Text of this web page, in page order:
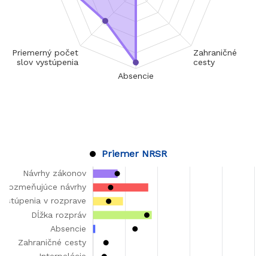
Priemer NRSR